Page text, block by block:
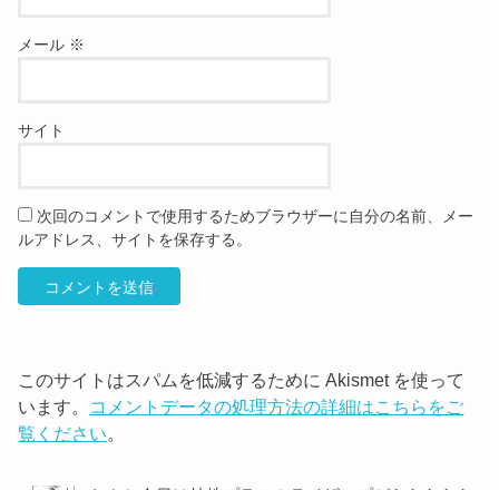
メール ※
サイト
次回のコメントで使用するためブラウザーに自分の名前、メー
ルアドレス、サイトを保存する。
このサイトはスパムを低減するために Akismet を使って
います。 コメントデータの処理方法の詳細はこちらをご
覧ください。